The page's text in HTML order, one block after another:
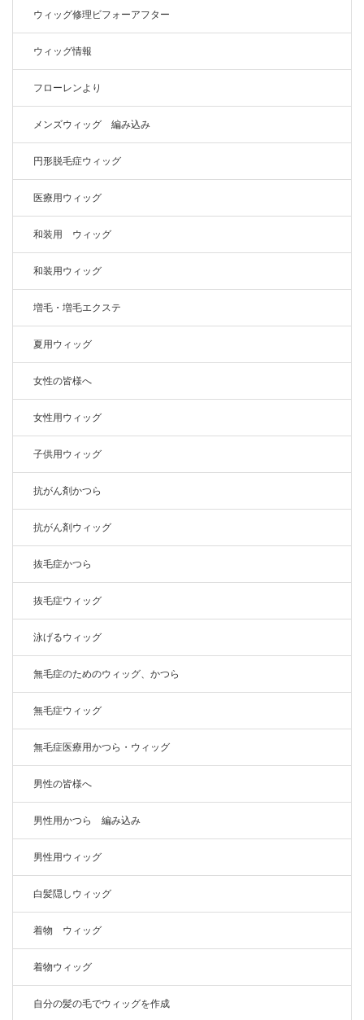
ウィッグ修理ビフォーアフター
ウィッグ情報
フローレンより
メンズウィッグ 編み込み
円形脱毛症ウィッグ
医療用ウィッグ
和装用 ウィッグ
和装用ウィッグ
増毛・増毛エクステ
夏用ウィッグ
女性の皆様へ
女性用ウィッグ
子供用ウィッグ
抗がん剤かつら
抗がん剤ウィッグ
抜毛症かつら
抜毛症ウィッグ
泳げるウィッグ
無毛症のためのウィッグ、かつら
無毛症ウィッグ
無毛症医療用かつら・ウィッグ
男性の皆様へ
男性用かつら 編み込み
男性用ウィッグ
白髪隠しウィッグ
着物 ウィッグ
着物ウィッグ
自分の髪の毛でウィッグを作成